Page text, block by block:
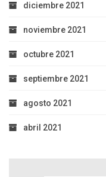
diciembre 2021
noviembre 2021
octubre 2021
septiembre 2021
agosto 2021
abril 2021